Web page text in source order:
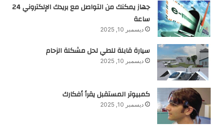
جهاز يمكنك من التواصل مع بريدك الإلكتروني 24
ساعة
ديسمبر 10, 2025
سيارة قابلة للطي لحل مشكلة الزحام
ديسمبر 10, 2025
كمبيوتر المستقبل يقرأ أفكارك
ديسمبر 10, 2025